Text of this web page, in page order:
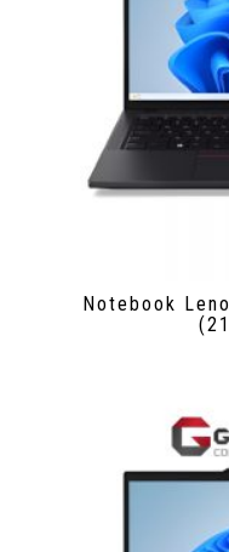
Notebook